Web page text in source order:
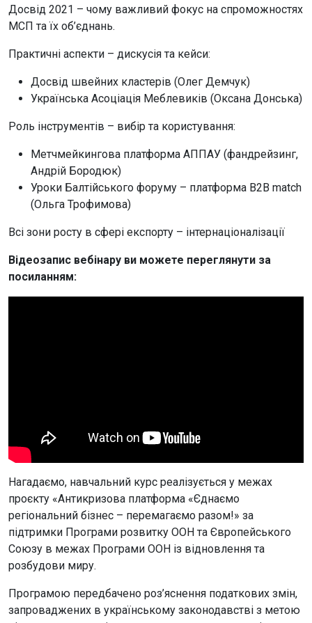
Досвід 2021 – чому важливий фокус на спроможностях
МСП та їх об’єднань.
Практичні аспекти – дискусія та кейси:
Досвід швейних кластерів (Олег Демчук)
Українська Асоціація Меблевиків (Оксана Донська)
Роль інструментів – вибір та користування:
Метчмейкингова платформа АППАУ (фандрейзинг,
Андрій Бородюк)
Уроки Балтійського форуму – платформа В2В match
(Ольга Трофимова)
Всі зони росту в сфері експорту – інтернаціоналізації
Відеозапис вебінару ви можете переглянути за
посиланням:
Нагадаємо, навчальний курс реалізується у межах
проєкту «Антикризова платформа «Єднаємо
регіональний бізнес – перемагаємо разом!» за
підтримки Програми розвитку ООН та Європейського
Союзу в межах Програми ООН із відновлення та
розбудови миру.
Програмою передбачено роз’яснення податкових змін,
запроваджених в українському законодавстві з метою